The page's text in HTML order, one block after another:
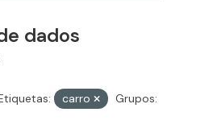
dados
carro
Grupos: